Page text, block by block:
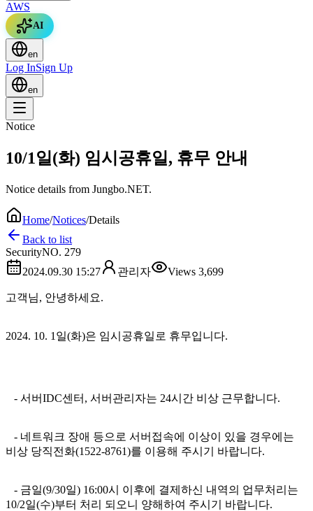
AWS
AI
en
Log InSign Up
en
Notice
10/1일(화) 임시공휴일, 휴무 안내
Notice details from Jungbo.NET.
Home/Notices/Details
Back to list
SecurityNO. 279
2024.09.30 15:27
관리자 Views 3,699
고객님, 안녕하세요.
2024. 10. 1일(화)은 임시공휴일로 휴무입니다.
- 서버IDC센터, 서버관리자는 24시간 비상 근무합니다.
- 네트워크 장애 등으로 서버접속에 이상이 있을 경우에는
비상 당직전화(1522-8761)를 이용해 주시기 바랍니다.
- 금일(9/30일) 16:00시 이후에 결제하신 내역의 업무처리는
10/2일(수)부터 처리 되오니 양해하여 주시기 바랍니다.